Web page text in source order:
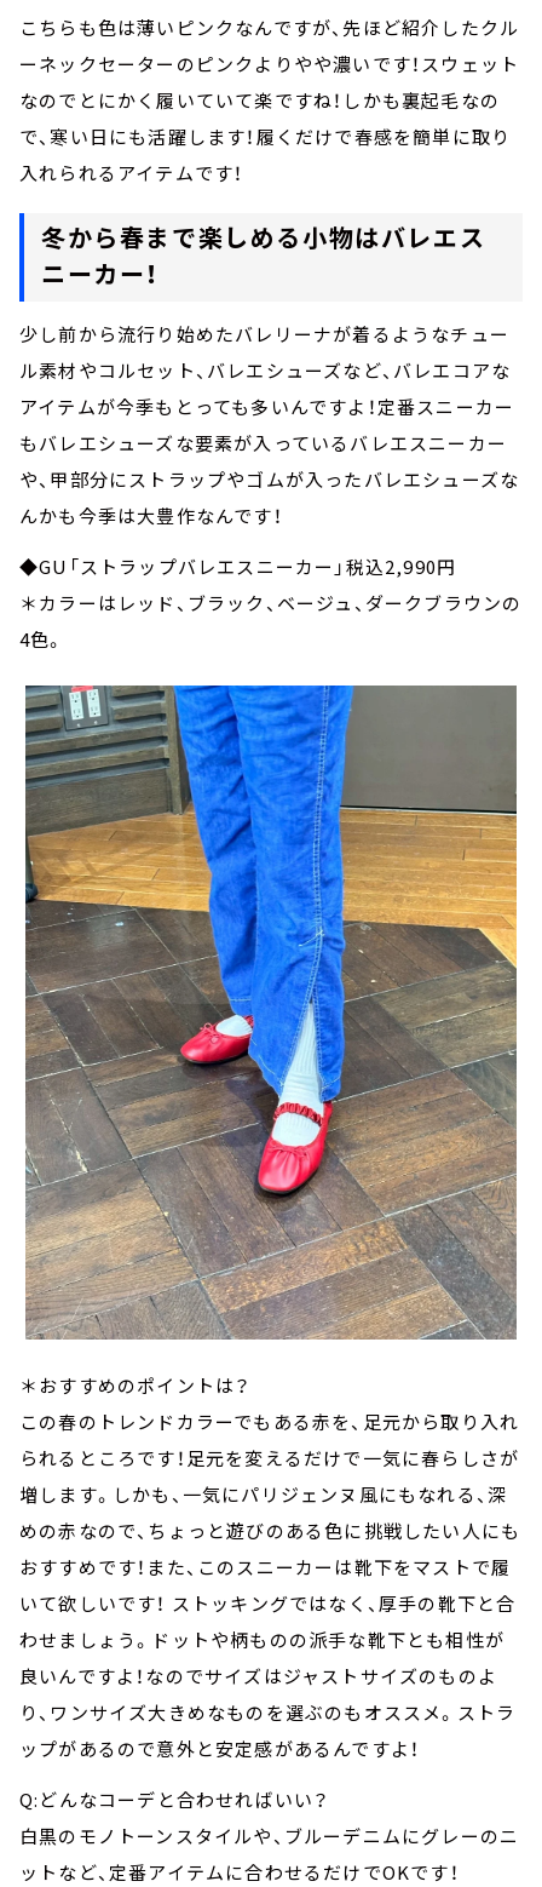
こちらも色は薄いピンクなんですが、先ほど紹介したクル
ーネックセーターのピンクよりやや濃いです！スウェット
なのでとにかく履いていて楽ですね！しかも裏起毛なの
で、寒い日にも活躍します！履くだけで春感を簡単に取り
入れられるアイテムです！
冬から春まで楽しめる小物はバレエス
ニーカー！
少し前から流行り始めたバレリーナが着るようなチュー
ル素材やコルセット、バレエシューズなど、バレエコアな
アイテムが今季もとっても多いんですよ！定番スニーカー
もバレエシューズな要素が入っているバレエスニーカー
や、甲部分にストラップやゴムが入ったバレエシューズな
んかも今季は大豊作なんです！
◆GU「ストラップバレエスニーカー」税込2,990円
＊カラーはレッド、ブラック、ベージュ、ダークブラウンの
4色。
＊おすすめのポイントは？
この春のトレンドカラーでもある赤を、足元から取り入れ
られるところです！足元を変えるだけで一気に春らしさが
増します。しかも、一気にパリジェンヌ風にもなれる、深
めの赤なので、ちょっと遊びのある色に挑戦したい人にも
おすすめです！また、このスニーカーは靴下をマストで履
いて欲しいです！ ストッキングではなく、厚手の靴下と合
わせましょう。ドットや柄ものの派手な靴下とも相性が
良いんですよ！なのでサイズはジャストサイズのものよ
り、ワンサイズ大きめなものを選ぶのもオススメ。ストラ
ップがあるので意外と安定感があるんですよ！
Q:どんなコーデと合わせればいい？
白黒のモノトーンスタイルや、ブルーデニムにグレーのニ
ットなど、定番アイテムに合わせるだけでOKです！